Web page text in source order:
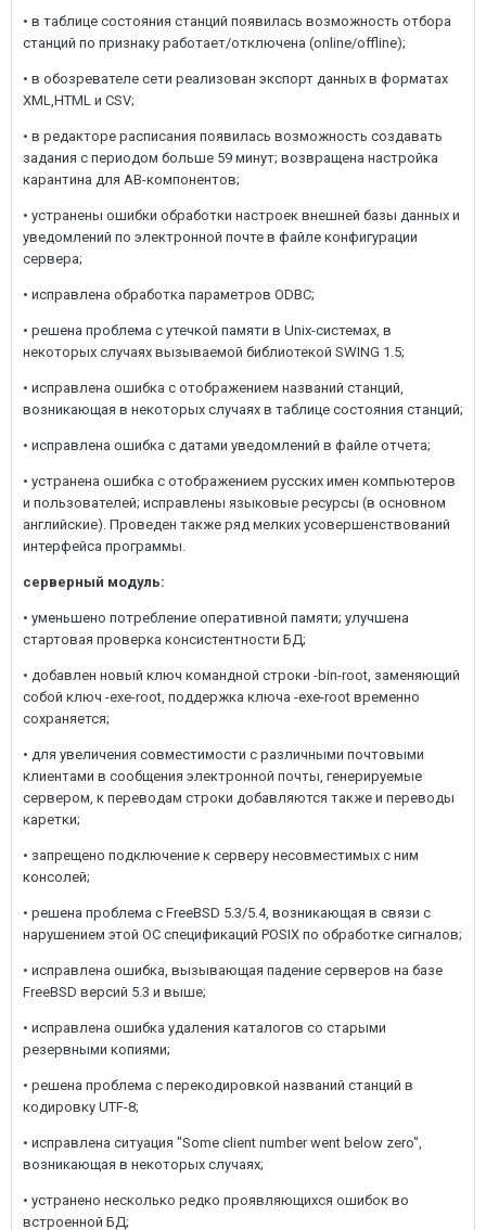
• в таблице состояния станций появилась возможность отбора
станций по признаку работает/отключена (online/offline);
• в обозревателе сети реализован экспорт данных в форматах
XML,HTML и CSV;
• в редакторе расписания появилась возможность создавать
задания с периодом больше 59 минут; возвращена настройка
карантина для АВ-компонентов;
• устранены ошибки обработки настроек внешней базы данных и
уведомлений по электронной почте в файле конфигурации
сервера;
• исправлена обработка параметров ODBC;
• решена проблема с утечкой памяти в Unix-системах, в
некоторых случаях вызываемой библиотекой SWING 1.5;
• исправлена ошибка с отображением названий станций,
возникающая в некоторых случаях в таблице состояния станций;
• исправлена ошибка с датами уведомлений в файле отчета;
• устранена ошибка с отображением русских имен компьютеров
и пользователей; исправлены языковые ресурсы (в основном
английские). Проведен также ряд мелких усовершенствований
интерфейса программы.
серверный модуль:
• уменьшено потребление оперативной памяти; улучшена
стартовая проверка консистентности БД;
• добавлен новый ключ командной строки -bin-root, заменяющий
собой ключ -exe-root, поддержка ключа -exe-root временно
сохраняется;
• для увеличения совместимости с различными почтовыми
клиентами в сообщения электронной почты, генерируемые
сервером, к переводам строки добавляются также и переводы
каретки;
• запрещено подключение к серверу несовместимых с ним
консолей;
• решена проблема с FreeBSD 5.3/5.4, возникающая в связи с
нарушением этой ОС спецификаций POSIX по обработке сигналов;
• исправлена ошибка, вызывающая падение серверов на базе
FreeBSD версий 5.3 и выше;
• исправлена ошибка удаления каталогов со старыми
резервными копиями;
• решена проблема с перекодировкой названий станций в
кодировку UTF-8;
• исправлена ситуация "Some client number went below zero",
возникающая в некоторых случаях;
• устранено несколько редко проявляющихся ошибок во
встроенной БД;